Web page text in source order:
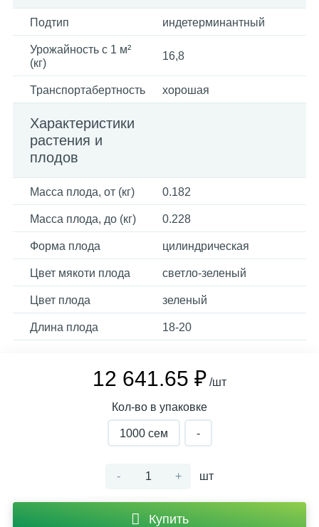
Подтип индетерминантный
Урожайность с 1 м²
(кг)
16,8
Транспортабертность хорошая
Характеристики
растения и
плодов
Масса плода, от (кг) 0.182
Масса плода, до (кг) 0.228
Форма плода цилиндрическая
Цвет мякоти плода светло-зеленый
Цвет плода зеленый
Длина плода 18-20
12 641.65 ₽ /шт
Кол-во в упаковке
1000 cем -
- + шт
Купить